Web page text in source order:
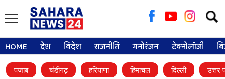
for:
HOME देश विदेश राजनीति मनोरंजन टेक्नोलॉजी
पंजाब चंडीगढ़ हरियाणा हिमाचल दिल्ली उत्तर